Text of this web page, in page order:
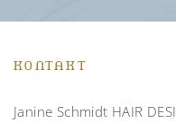
KONTAKT
Janine Schmidt HAIR